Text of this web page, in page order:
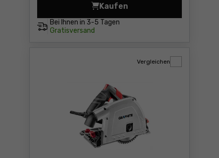
Bei Ihnen in 3-5 Tagen
Gratisversand
Kaufen
Handkreissäge Graphite
Vergleichen